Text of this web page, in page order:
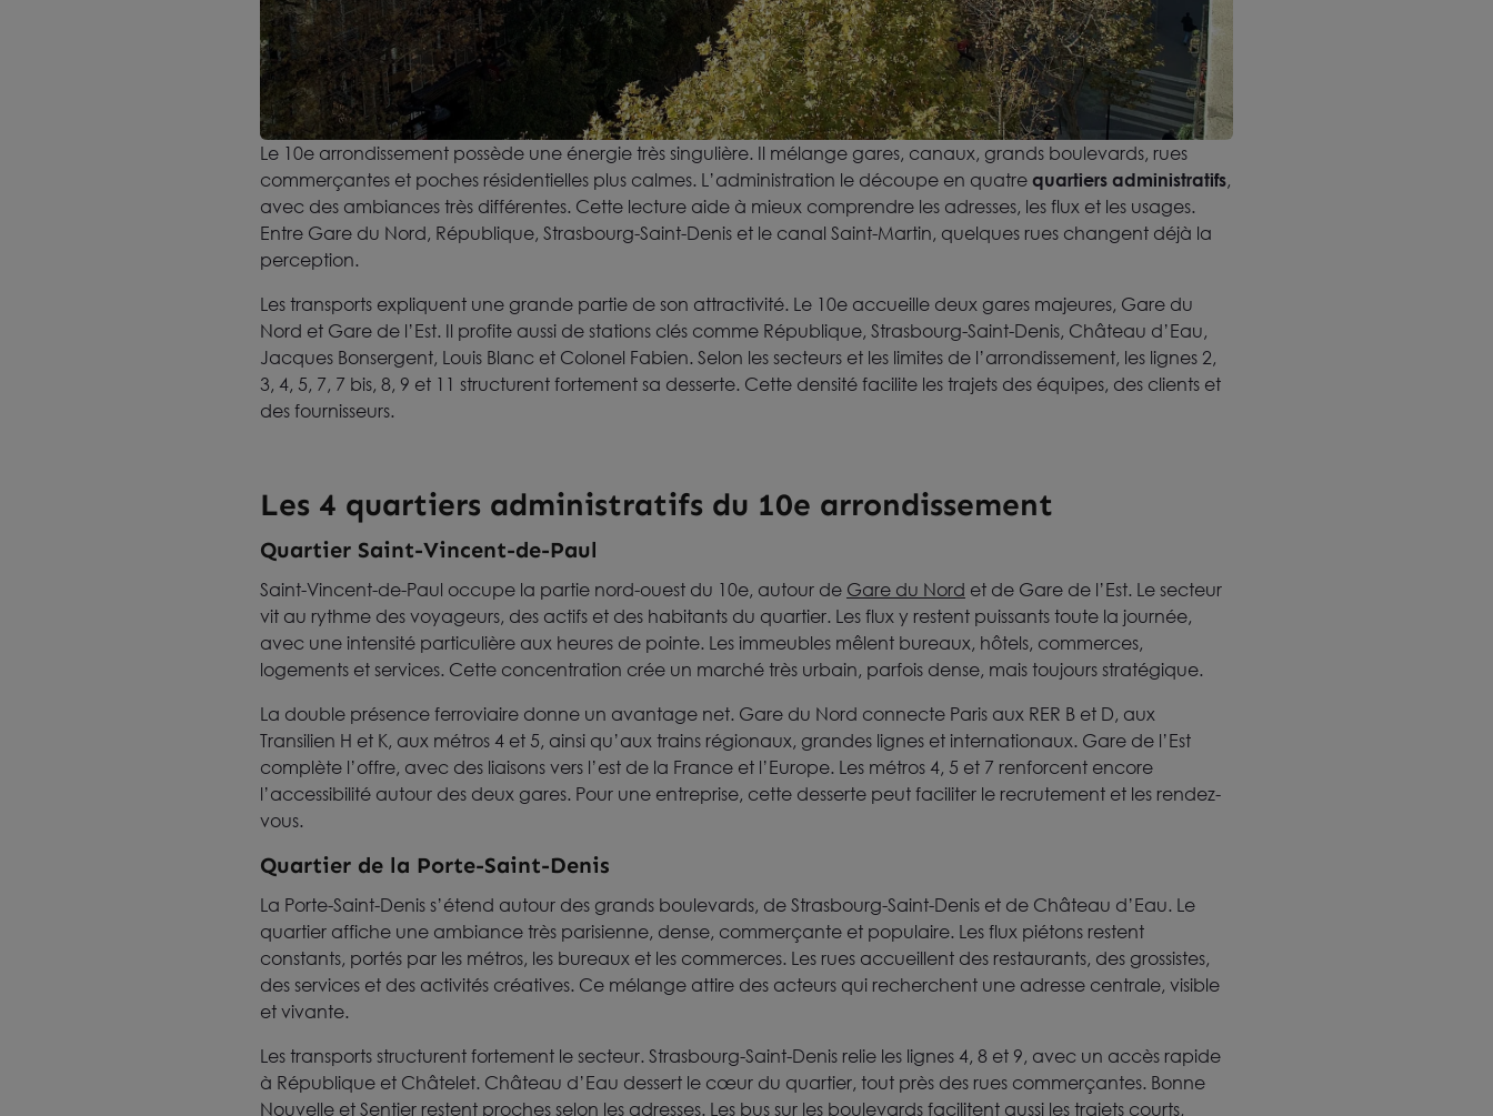
Le 10e arrondissement possède une énergie très singulière. Il mélange gares, canaux, grands boulevards, rues
commerçantes et poches résidentielles plus calmes. L’administration le découpe en quatre quartiers administratifs,
avec des ambiances très différentes. Cette lecture aide à mieux comprendre les adresses, les flux et les usages.
Entre Gare du Nord, République, Strasbourg-Saint-Denis et le canal Saint-Martin, quelques rues changent déjà la
perception.
Les transports expliquent une grande partie de son attractivité. Le 10e accueille deux gares majeures, Gare du
Nord et Gare de l’Est. Il profite aussi de stations clés comme République, Strasbourg-Saint-Denis, Château d’Eau,
Jacques Bonsergent, Louis Blanc et Colonel Fabien. Selon les secteurs et les limites de l’arrondissement, les lignes 2,
3, 4, 5, 7, 7 bis, 8, 9 et 11 structurent fortement sa desserte. Cette densité facilite les trajets des équipes, des clients et
des fournisseurs.
Les 4 quartiers administratifs du 10e arrondissement
Quartier Saint-Vincent-de-Paul
Saint-Vincent-de-Paul occupe la partie nord-ouest du 10e, autour de Gare du Nord et de Gare de l’Est. Le secteur
vit au rythme des voyageurs, des actifs et des habitants du quartier. Les flux y restent puissants toute la journée,
avec une intensité particulière aux heures de pointe. Les immeubles mêlent bureaux, hôtels, commerces,
logements et services. Cette concentration crée un marché très urbain, parfois dense, mais toujours stratégique.
La double présence ferroviaire donne un avantage net. Gare du Nord connecte Paris aux RER B et D, aux
Transilien H et K, aux métros 4 et 5, ainsi qu’aux trains régionaux, grandes lignes et internationaux. Gare de l’Est
complète l’offre, avec des liaisons vers l’est de la France et l’Europe. Les métros 4, 5 et 7 renforcent encore
l’accessibilité autour des deux gares. Pour une entreprise, cette desserte peut faciliter le recrutement et les rendez-
vous.
Quartier de la Porte-Saint-Denis
La Porte-Saint-Denis s’étend autour des grands boulevards, de Strasbourg-Saint-Denis et de Château d’Eau. Le
quartier affiche une ambiance très parisienne, dense, commerçante et populaire. Les flux piétons restent
constants, portés par les métros, les bureaux et les commerces. Les rues accueillent des restaurants, des grossistes,
des services et des activités créatives. Ce mélange attire des acteurs qui recherchent une adresse centrale, visible
et vivante.
Les transports structurent fortement le secteur. Strasbourg-Saint-Denis relie les lignes 4, 8 et 9, avec un accès rapide
à République et Châtelet. Château d’Eau dessert le cœur du quartier, tout près des rues commerçantes. Bonne
Nouvelle et Sentier restent proches selon les adresses. Les bus sur les boulevards facilitent aussi les trajets courts,